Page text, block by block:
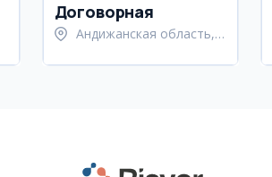
Договорная
Андижанская область,